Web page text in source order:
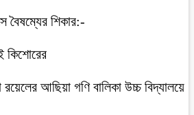
বৈষম্যের শিকার:-
কিশোরের
আছিয়া গণি বালিকা উচ্চ বিদ্যালয়ে